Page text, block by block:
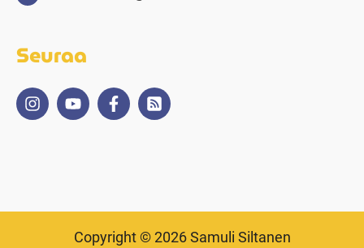
Seuraa
Copyright © 2026 Samuli Siltanen